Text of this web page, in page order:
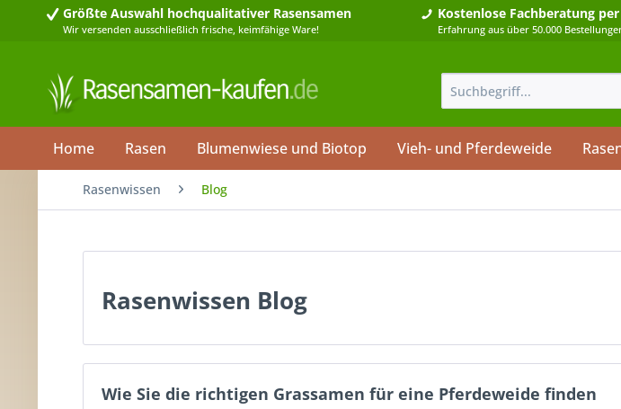
Größte Auswahl hochqualitativer Rasensamen
Wir versenden ausschließlich frische, keimfähige Ware!
Kostenlose Fachberatung
Erfahrung aus über 50.000
Home Rasen Blumenwiese und Biotop Vieh- und Pferdeweide
Rasenwissen Blog
Rasenwissen Blog
Wie Sie die richtigen Grassamen für eine Pferdeweide finden